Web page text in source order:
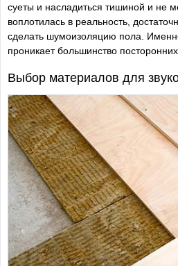
суеты и насладиться тишиной и не
воплотилась в реальность,
сделать шумоизоляцию пола.
проникает большинство посторонних
Выбор материалов для